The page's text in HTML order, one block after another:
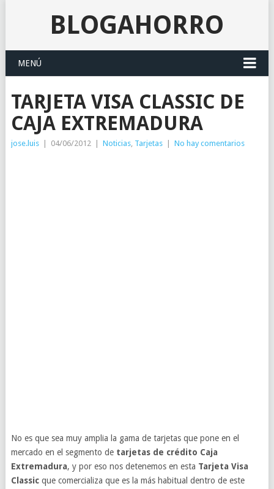
BLOGAHORRO
MENÚ
TARJETA VISA CLASSIC DE
CAJA EXTREMADURA
jose.luis 04/06/2012 Noticias, Tarjetas No hay comentarios
No es que sea muy amplia la gama de tarjetas que pone en el
mercado en el segmento de tarjetas de crédito Caja
Extremadura, y por eso nos detenemos en esta Tarjeta Visa
Classicque comercializa que es la más habitual dentro de este